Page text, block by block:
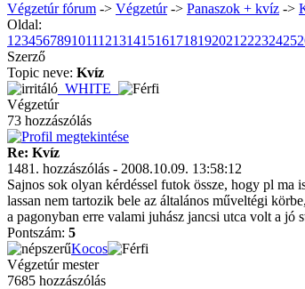
Végzetúr fórum -> Végzetúr-> Panaszok + kvíz ->
Oldal:
1 23456789101112131415161718192021 22232425
Szerző
Topic neve: Kvíz
_WHITE_
Végzetúr
73 hozzászólás
Re: Kvíz
1481. hozzászólás - 2008.10.09. 13:58:12
Sajnos sok olyan kérdéssel futok össze, hogy pl
lassan nem tartozik bele az általános műveltégi
a pagonyban erre valami juhász jancsi utca volt a
Pontszám: 5
Kocos
Végzetúr mester
7685 hozzászólás